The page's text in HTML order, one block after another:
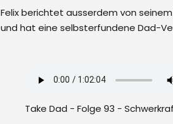
Felix berichtet ausserdem von
und hat eine selbsterfundene Dad-
Take Dad - Folge 93 -